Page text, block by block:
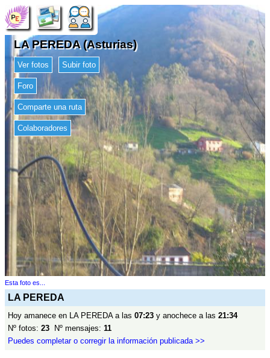
LA PEREDA (Asturias)
Ver fotos Subir foto
Foro
Comparte una ruta
Colaboradores
Esta foto es...
LA PEREDA
Hoy amanece en LA PEREDA a las 07:23 y anochece a las 21:34
Nº fotos: 23 Nº mensajes: 11
Puedes completar o corregir la información publicada >>